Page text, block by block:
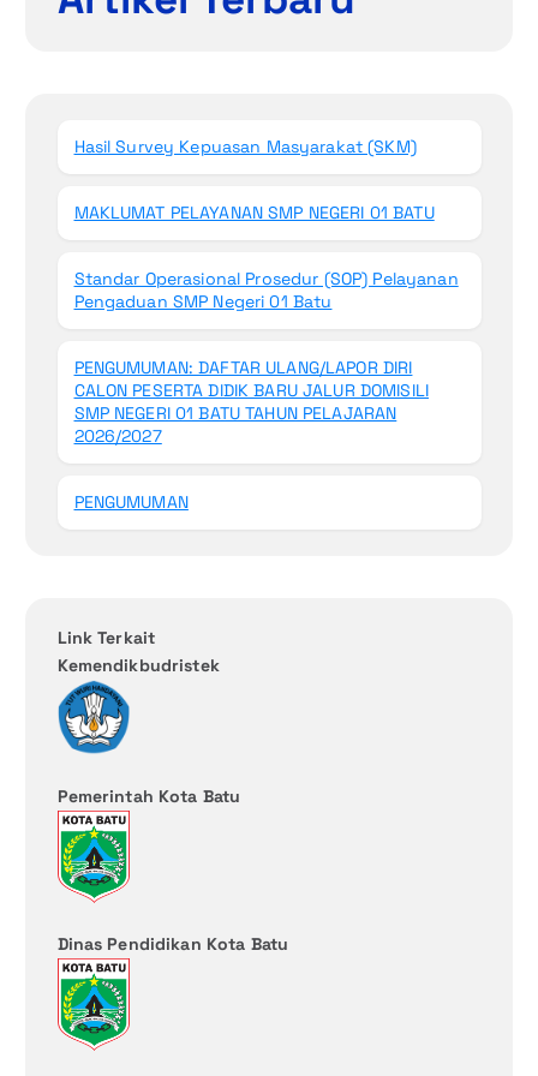
Hasil Survey Kepuasan Masyarakat (SKM)
MAKLUMAT PELAYANAN SMP NEGERI 01 BATU
Standar Operasional Prosedur (SOP) Pelayanan
Pengaduan SMP Negeri 01 Batu
PENGUMUMAN: DAFTAR ULANG/LAPOR DIRI
CALON PESERTA DIDIK BARU JALUR DOMISILI
SMP NEGERI 01 BATU TAHUN PELAJARAN
2026/2027
PENGUMUMAN
Link Terkait
Kemendikbudristek
Pemerintah Kota Batu
Dinas Pendidikan Kota Batu